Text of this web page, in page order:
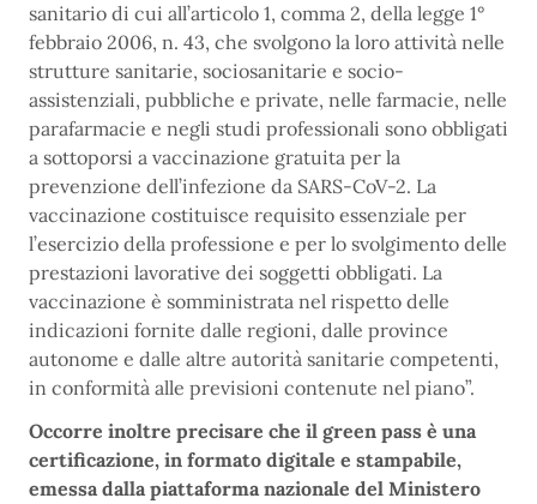
sanitario di cui all’articolo 1, comma 2, della legge 1°
febbraio 2006, n. 43, che svolgono la loro attività nelle
strutture sanitarie, sociosanitarie e socio-
assistenziali, pubbliche e private, nelle farmacie, nelle
parafarmacie e negli studi professionali sono obbligati
a sottoporsi a vaccinazione gratuita per la
prevenzione dell’infezione da SARS-CoV-2. La
vaccinazione costituisce requisito essenziale per
l’esercizio della professione e per lo svolgimento delle
prestazioni lavorative dei soggetti obbligati. La
vaccinazione è somministrata nel rispetto delle
indicazioni fornite dalle regioni, dalle province
autonome e dalle altre autorità sanitarie competenti,
in conformità alle previsioni contenute nel piano”.
Occorre inoltre precisare che il green pass è una
certificazione, in formato digitale e stampabile,
emessa dalla piattaforma nazionale del Ministero